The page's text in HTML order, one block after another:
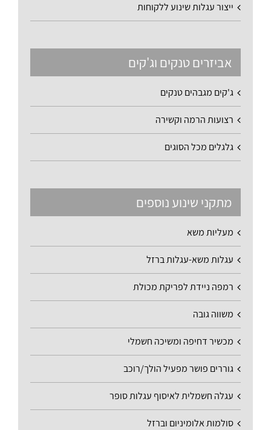
ייצור עגלות שינוע ללקוחות
אביזרים טנקים וג'קים
ג'קים מגבהים טנקים
רצועות הרמה וקשירה
גלגלים מכל הסוגים
מתקני שינוע נוספים
מעליות משא
עגלות משא-עגלות ברזל
רמפה ניידת לפריקת מכולת
משווה גובה
מכשיר דחיפה ומשיכה חשמלי
גוררים פושר מפעיל הולך/רוכב
עגלה חשמלית לאיסוף עגלות סופר
סולמות אלומיניום וברזל